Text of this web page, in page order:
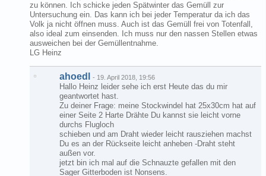
zu können. Ich schicke jeden Spätwinter das Gemüll zur
Untersuchung ein. Das kann ich bei jeder Temperatur da ich das
Volk ja nicht öffnen muss. Auch ist das Gemüll frei von Totenfall,
also ideal zum einsenden. Ich muss nur den nassen Stellen etwas
ausweichen bei der Gemüllentnahme.
LG Heinz
ahoedl - 19. April 2018, 19:56
Hallo Heinz leider sehe ich erst Heute das du mir
geantwortet hast.
Zu deiner Frage: meine Stockwindel hat 25x30cm hat auf
einer Seite 2 Harte Drähte Du kannst sie leicht vorne
durchs Flugloch
schieben und am Draht wieder leicht rausziehen machst
Du es an der Rückseite leicht anheben -Draht steht
außen vor.
jetzt bin ich mal auf die Schnauzte gefallen mit den
Sager Gitterboden ist Nonsens.